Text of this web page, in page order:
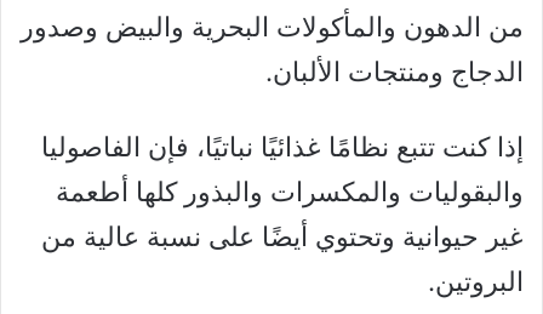
من الدهون والمأكولات البحرية والبيض وصدور
الدجاج ومنتجات الألبان.
إذا كنت تتبع نظامًا غذائيًا نباتيًا، فإن الفاصوليا
والبقوليات والمكسرات والبذور كلها أطعمة
غير حيوانية وتحتوي أيضًا على نسبة عالية من
البروتين.